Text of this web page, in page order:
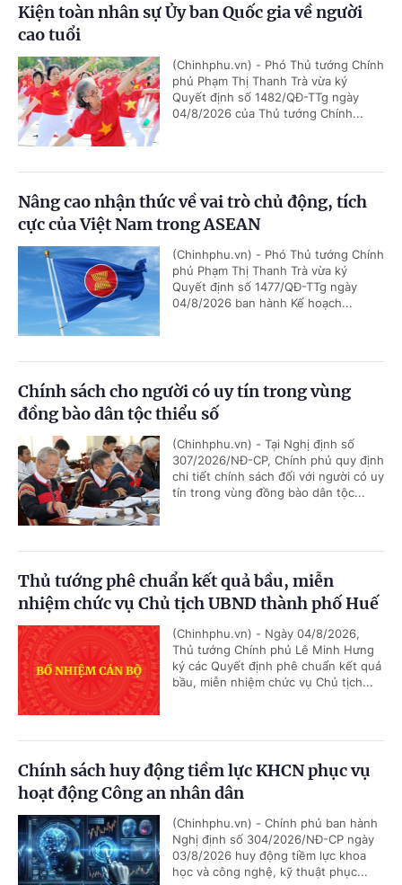
Kiện toàn nhân sự Ủy ban Quốc gia về người
cao tuổi
(Chinhphu.vn) - Phó Thủ tướng Chính
phủ Phạm Thị Thanh Trà vừa ký
Quyết định số 1482/QĐ-TTg ngày
04/8/2026 của Thủ tướng Chính...
Nâng cao nhận thức về vai trò chủ động, tích
cực của Việt Nam trong ASEAN
(Chinhphu.vn) - Phó Thủ tướng Chính
phủ Phạm Thị Thanh Trà vừa ký
Quyết định số 1477/QĐ-TTg ngày
04/8/2026 ban hành Kế hoạch...
Chính sách cho người có uy tín trong vùng
đồng bào dân tộc thiểu số
(Chinhphu.vn) - Tại Nghị định số
307/2026/NĐ-CP, Chính phủ quy định
chi tiết chính sách đối với người có uy
tín trong vùng đồng bào dân tộc...
Thủ tướng phê chuẩn kết quả bầu, miễn
nhiệm chức vụ Chủ tịch UBND thành phố Huế
(Chinhphu.vn) - Ngày 04/8/2026,
Thủ tướng Chính phủ Lê Minh Hưng
ký các Quyết định phê chuẩn kết quả
bầu, miễn nhiệm chức vụ Chủ tịch...
Chính sách huy động tiềm lực KHCN phục vụ
hoạt động Công an nhân dân
(Chinhphu.vn) - Chính phủ ban hành
Nghị định số 304/2026/NĐ-CP ngày
03/8/2026 huy động tiềm lực khoa
học và công nghệ, kỹ thuật phục...